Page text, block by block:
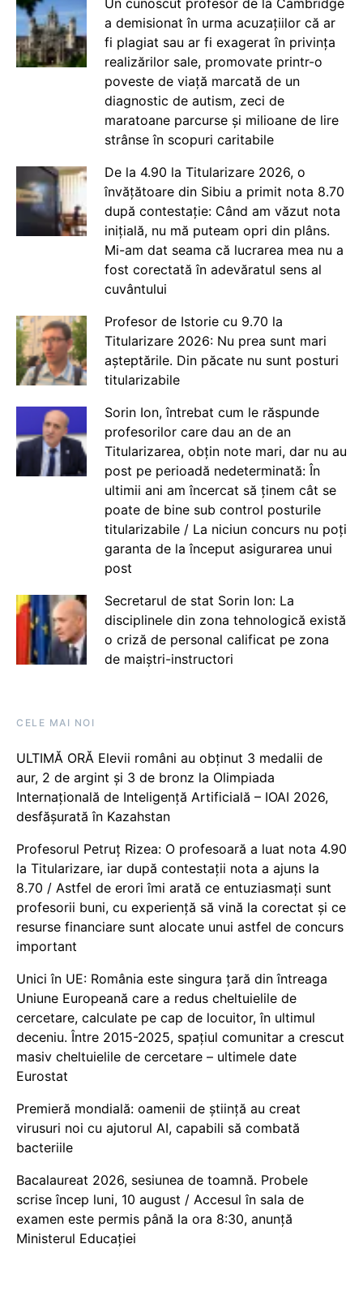
a demisionat în urma acuzațiilor că ar
fi plagiat sau ar fi exagerat în privința
realizărilor sale, promovate printr-o
poveste de viață marcată de un
diagnostic de autism, zeci de
maratoane parcurse și milioane de lire
strânse în scopuri caritabile
De la 4.90 la Titularizare 2026, o
învățătoare din Sibiu a primit nota 8.70
după contestație: Când am văzut nota
inițială, nu mă puteam opri din plâns.
Mi-am dat seama că lucrarea mea nu a
fost corectată în adevăratul sens al
cuvântului
Profesor de Istorie cu 9.70 la
Titularizare 2026: Nu prea sunt mari
așteptările. Din păcate nu sunt posturi
titularizabile
Sorin Ion, întrebat cum le răspunde
profesorilor care dau an de an
Titularizarea, obțin note mari, dar nu au
post pe perioadă nedeterminată: În
ultimii ani am încercat să ținem cât se
poate de bine sub control posturile
titularizabile / La niciun concurs nu poți
garanta de la început asigurarea unui
post
Secretarul de stat Sorin Ion: La
disciplinele din zona tehnologică există
o criză de personal calificat pe zona
de maiștri-instructori
CELE MAI NOI
ULTIMĂ ORĂ Elevii români au obținut 3 medalii de
aur, 2 de argint și 3 de bronz la Olimpiada
Internațională de Inteligență Artificială – IOAI 2026,
desfășurată în Kazahstan
Profesorul Petruț Rizea: O profesoară a luat nota 4.90
la Titularizare, iar după contestații nota a ajuns la
8.70 / Astfel de erori îmi arată ce entuziasmați sunt
profesorii buni, cu experiență să vină la corectat și ce
resurse financiare sunt alocate unui astfel de concurs
important
Unici în UE: România este singura țară din întreaga
Uniune Europeană care a redus cheltuielile de
cercetare, calculate pe cap de locuitor, în ultimul
deceniu. Între 2015-2025, spațiul comunitar a crescut
masiv cheltuielile de cercetare – ultimele date
Eurostat
Premieră mondială: oamenii de știință au creat
virusuri noi cu ajutorul AI, capabili să combată
bacteriile
Bacalaureat 2026, sesiunea de toamnă. Probele
scrise încep luni, 10 august / Accesul în sala de
examen este permis până la ora 8:30, anunță
Ministerul Educației